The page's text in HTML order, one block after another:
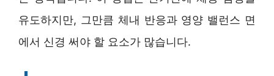
유도하지만, 그만큼 체내 반응과 영양 밸런스 면
에서 신경 써야 할 요소가 많습니다.